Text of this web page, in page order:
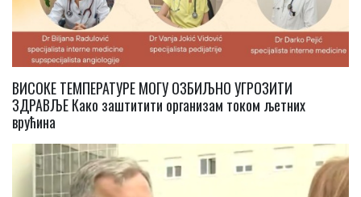
ВИСОКЕ ТЕМПЕРАТУРЕ МОГУ ОЗБИЉНО УГРОЗИТИ
ЗДРАВЉЕ Како заштитити организам током љетних
врућина